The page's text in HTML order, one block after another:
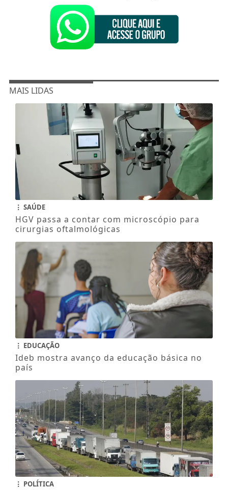
MAIS LIDAS
SAÚDE
HGV passa a contar com microscópio para
cirurgias oftalmológicas
EDUCAÇÃO
Ideb mostra avanço da educação básica no
país
POLÍTICA